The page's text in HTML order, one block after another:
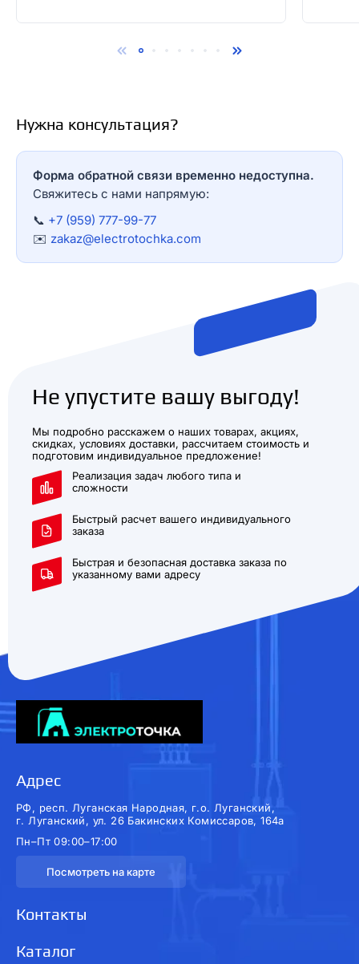
Нужна консультация?
Форма обратной связи временно недоступна.
Свяжитесь с нами напрямую:
📞 +7 (959) 777-99-77
✉️ zakaz@electrotochka.com
Не упустите вашу выгоду!
Мы подробно расскажем о наших товарах, акциях,
скидках, условиях доставки, рассчитаем стоимость и
подготовим индивидуальное предложение!
Реализация задач любого типа и
сложности
Быстрый расчет вашего индивидуального
заказа
Быстрая и безопасная доставка заказа по
указанному вами адресу
Адрес
РФ, респ. Луганская Народная, г.о. Луганский,
г. Луганский, ул. 26 Бакинских Комиссаров, 164а
Пн–Пт 09:00–17:00
Посмотреть на карте
Каталог
Контакты